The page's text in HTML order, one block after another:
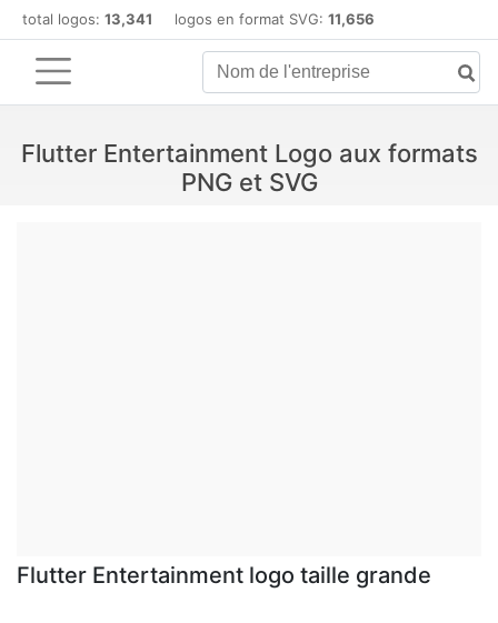
total logos: 13,341 logos en format SVG: 11,656
Flutter Entertainment Logo aux formats
PNG et SVG
Flutter Entertainment logo taille grande